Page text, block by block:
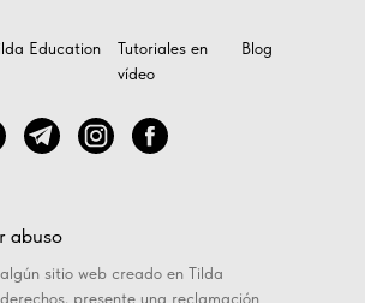
Education
Tutoriales en
vídeo
Blog
abuso
sitio web creado en Tilda
presente una reclamación